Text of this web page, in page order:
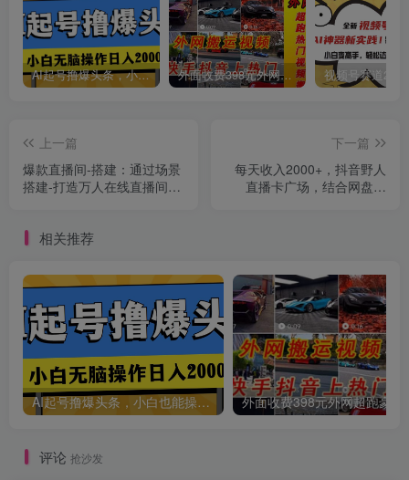
AI起号撸爆头条，小白也能操作，日入2000+ 外面收费398元外网超跑豪车汽车视频搬运至快手抖音上热门项目
上一篇
爆款直播间-搭建：通过场景
搭建-打造万人在线直播间
下一篇
每天收入2000+，抖音野人
直播卡广场，结合网盘拉
相关推荐
AI起号撸爆头条，小白也能操作，日入2000+
评论 抢沙发